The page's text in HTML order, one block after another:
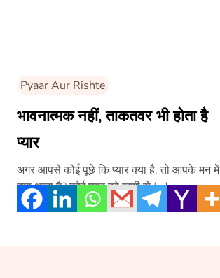
Pyaar Aur Rishte
भावनात्मक नहीं, ताकतवर भी होता है
प्यार
अगर आपसे कोई पूछे कि प्यार क्या है, तो आपके मन में
क्या आता है? कोई प्यार को खुशी से […]